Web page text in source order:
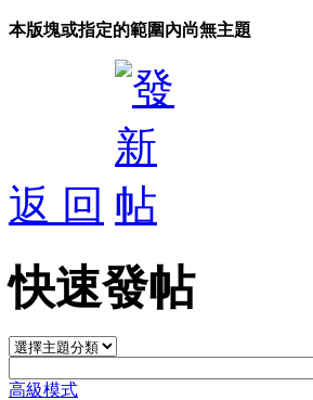
本版塊或指定的範圍內尚無主題
返 回
快速發帖
高級模式